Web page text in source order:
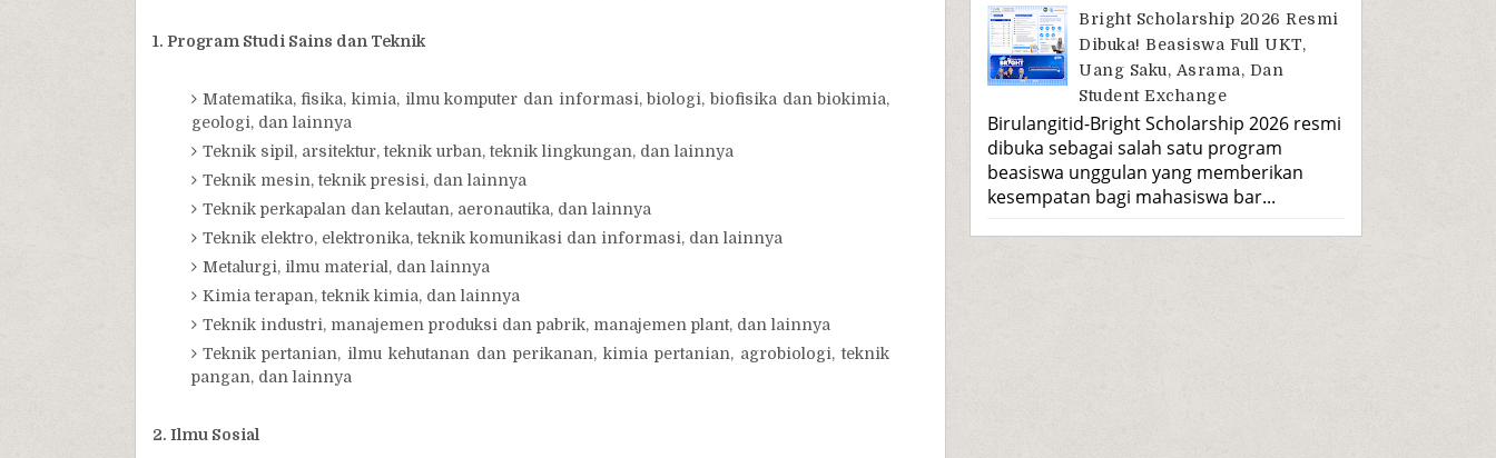
1. Program Studi Sains dan Teknik
Matematika, fisika, kimia, ilmu komputer dan informasi, biologi, biofisika dan biokimia,
geologi, dan lainnya
Teknik sipil, arsitektur, teknik urban, teknik lingkungan, dan lainnya
Teknik mesin, teknik presisi, dan lainnya
Teknik perkapalan dan kelautan, aeronautika, dan lainnya
Teknik elektro, elektronika, teknik komunikasi dan informasi, dan lainnya
Metalurgi, ilmu material, dan lainnya
Kimia terapan, teknik kimia, dan lainnya
Teknik industri, manajemen produksi dan pabrik, manajemen plant, dan lainnya
Teknik pertanian, ilmu kehutanan dan perikanan, kimia pertanian, agrobiologi, teknik
pangan, dan lainnya
2. Ilmu Sosial
Bright Scholarship 2026 Resmi
Dibuka! Beasiswa Full UKT,
Uang Saku, Asrama, Dan
Student Exchange
Birulangitid-Bright Scholarship 2026 resmi
dibuka sebagai salah satu program
beasiswa unggulan yang memberikan
kesempatan bagi mahasiswa bar...